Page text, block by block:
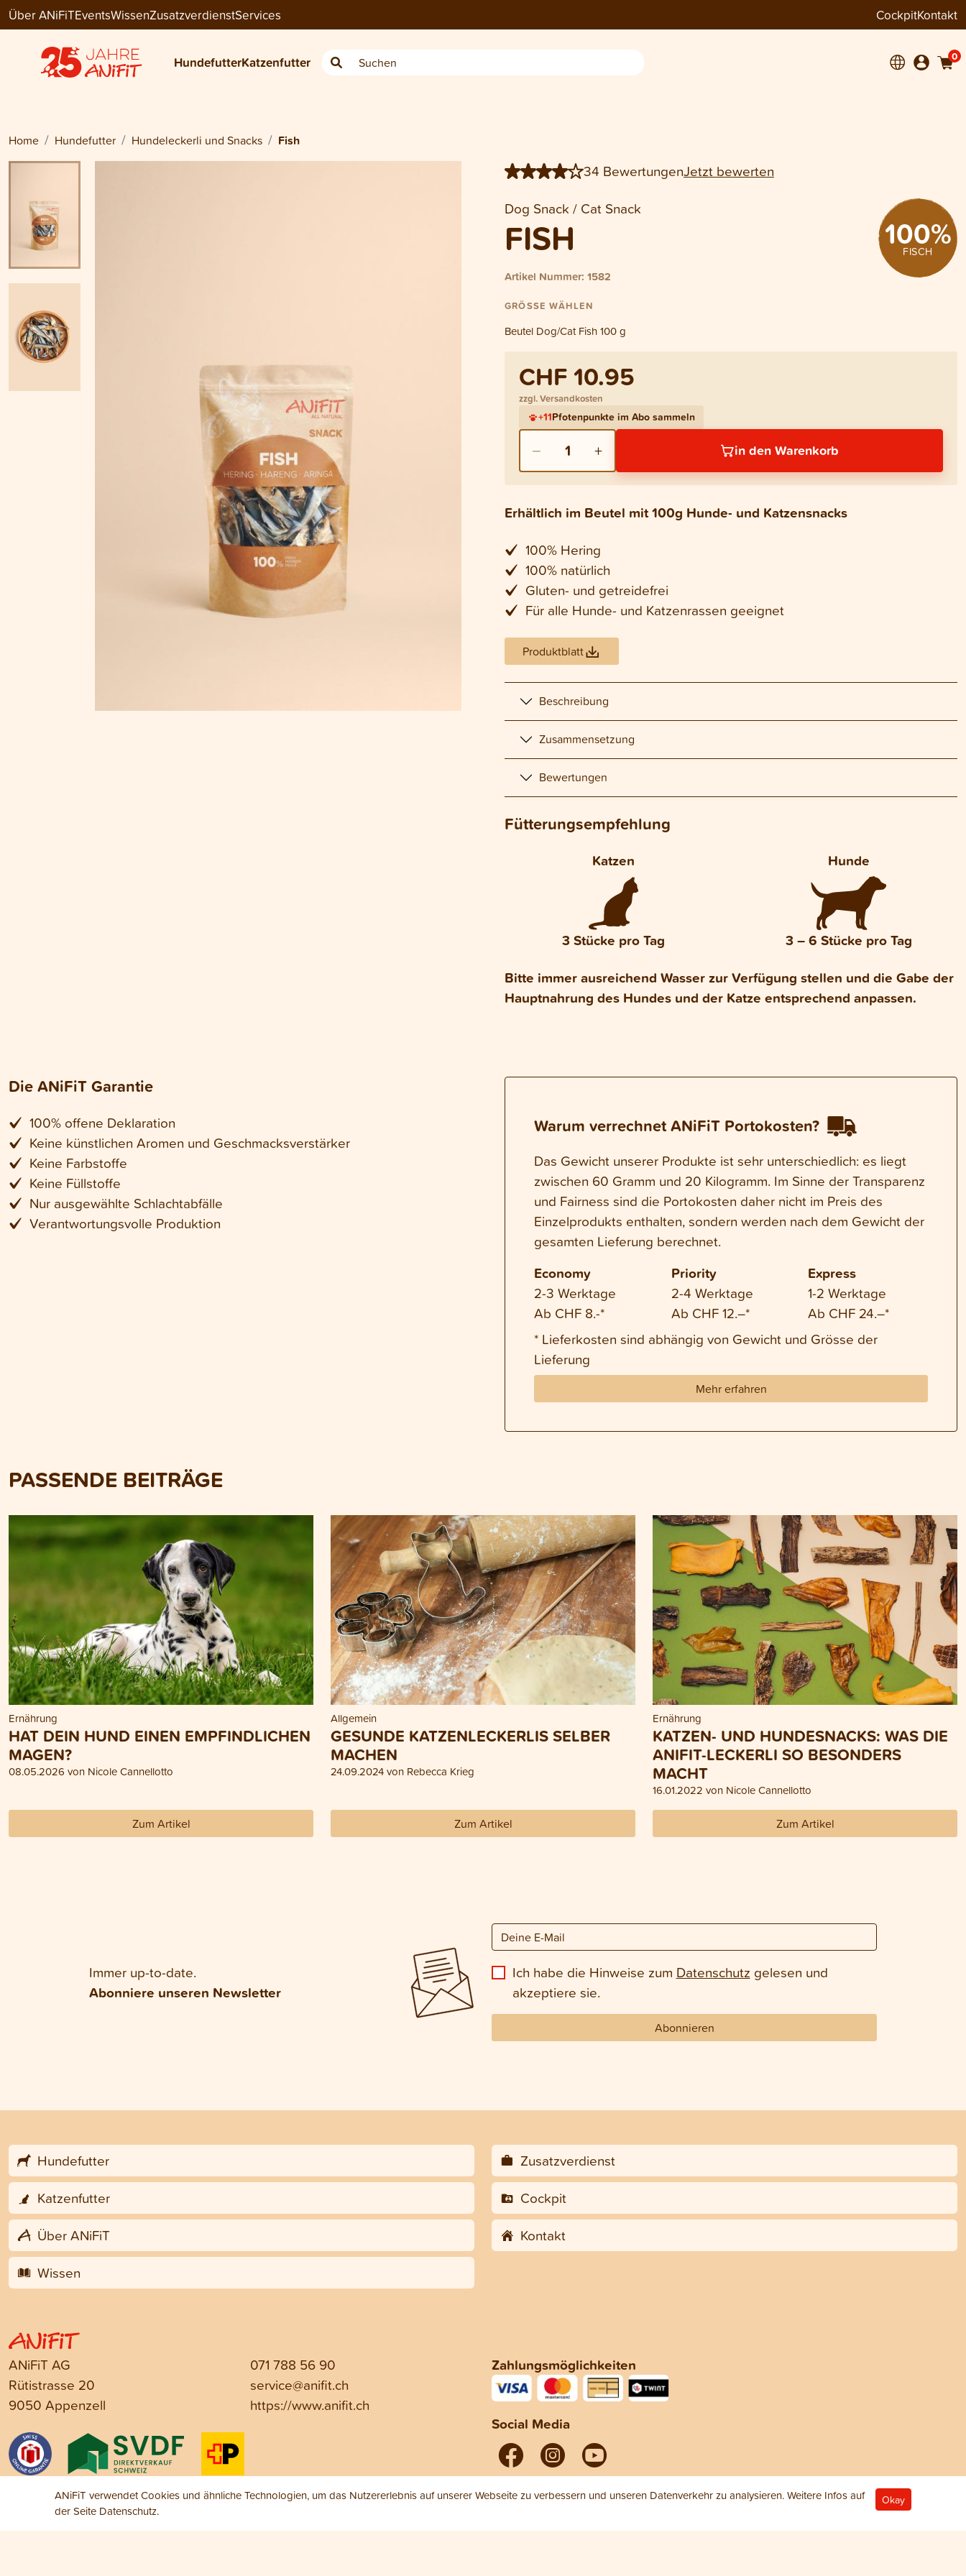
Über ANiFiTEventsWissenZusatzverdienstServices CockpitKontakt
HundefutterKatzenfutter 0
Dog Snack / Cat Snack
FISH
CHF 10.95
Beutel Dog/Cat Fish 100 g −
Home Hundefutter Hundeleckerli und Snacks Fish
34 BewertungenJetzt bewerten
Dog Snack / Cat Snack
FISH
Artikel Nummer: 1582
100%
FISCH
GRÖSSE WÄHLEN
Beutel Dog/Cat Fish 100 g
CHF 10.95
zzgl. Versandkosten
+11Pfotenpunkte im Abo sammeln
− 1 + in den Warenkorb
Erhältlich im Beutel mit 100g Hunde- und Katzensnacks
100% Hering
100% natürlich
Gluten- und getreidefrei
Für alle Hunde- und Katzenrassen geeignet
Produktblatt
Beschreibung
Zusammensetzung
Bewertungen
Fütterungsempfehlung
Katzen Hunde
3 Stücke pro Tag
3 – 6 Stücke pro Tag
Bitte immer ausreichend Wasser zur Verfügung stellen und die Gabe der
Hauptnahrung des Hundes und der Katze entsprechend anpassen.
Die ANiFiT Garantie
100% offene Deklaration
Keine künstlichen Aromen und Geschmacksverstärker
Keine Farbstoffe
Keine Füllstoffe
Nur ausgewählte Schlachtabfälle
Verantwortungsvolle Produktion
Warum verrechnet ANiFiT Portokosten?
Das Gewicht unserer Produkte ist sehr unterschiedlich: es liegt
zwischen 60 Gramm und 20 Kilogramm. Im Sinne der Transparenz
und Fairness sind die Portokosten daher nicht im Preis des
Einzelprodukts enthalten, sondern werden nach dem Gewicht der
gesamten Lieferung berechnet.
Economy
2-3 Werktage
Ab CHF 8.-*
Priority
2-4 Werktage
Ab CHF 12.–*
Express
1-2 Werktage
Ab CHF 24.–*
* Lieferkosten sind abhängig von Gewicht und Grösse der
Lieferung
Mehr erfahren
PASSENDE BEITRÄGE
Ernährung
HAT DEIN HUND EINEN EMPFINDLICHEN
MAGEN?
08.05.2026 von Nicole Cannellotto
Zum Artikel
Allgemein
GESUNDE KATZENLECKERLIS SELBER
MACHEN
24.09.2024 von Rebecca Krieg
Zum Artikel
Ernährung
KATZEN- UND HUNDESNACKS: WAS DIE
ANIFIT-LECKERLI SO BESONDERS
MACHT
16.01.2022 von Nicole Cannellotto
Zum Artikel
Immer up-to-date.
Abonniere unseren Newsletter
Ich habe die Hinweise zum Datenschutz gelesen und
akzeptiere sie.
Abonnieren
Hundefutter
Katzenfutter
Über ANiFiT
Wissen
Zusatzverdienst
Cockpit
Kontakt
ANiFiT AG
Rütistrasse 20
9050 Appenzell
071 788 56 90
service@anifit.ch
https://www.anifit.ch
Zahlungsmöglichkeiten
Social Media
Impressum Datenschutz AGB © 2026 ANiFiT AG
ANiFiT verwendet Cookies und ähnliche Technologien, um das Nutzererlebnis auf unserer Webseite zu verbessern und unseren Datenverkehr zu analysieren. Weitere Infos auf
der Seite Datenschutz.
Okay